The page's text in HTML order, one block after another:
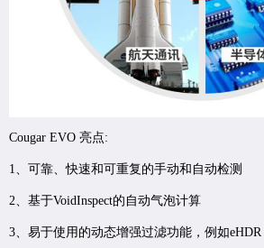
Cougar EVO 亮点:
1、可靠、快速和可重复的手动和自动检测
2、基于VoidInspect的自动气泡计算
3、易于使用的动态增强过滤功能，例如eHDR